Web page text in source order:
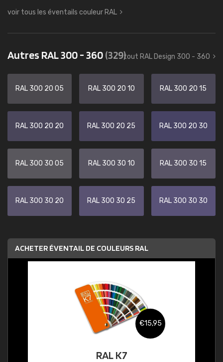
voir tous les éventails couleur RAL
Autres RAL 300 - 360(329)tout RAL Design 300 - 360
RAL 300 20 05 RAL 300 20 10 RAL 300 20 15
RAL 300 20 20 RAL 300 20 25 RAL 300 20 30
RAL 300 30 05 RAL 300 30 10 RAL 300 30 15
RAL 300 30 20 RAL 300 30 25 RAL 300 30 30
ACHETER ÉVENTAIL DE COULEURS RAL
€15,95
RAL K7